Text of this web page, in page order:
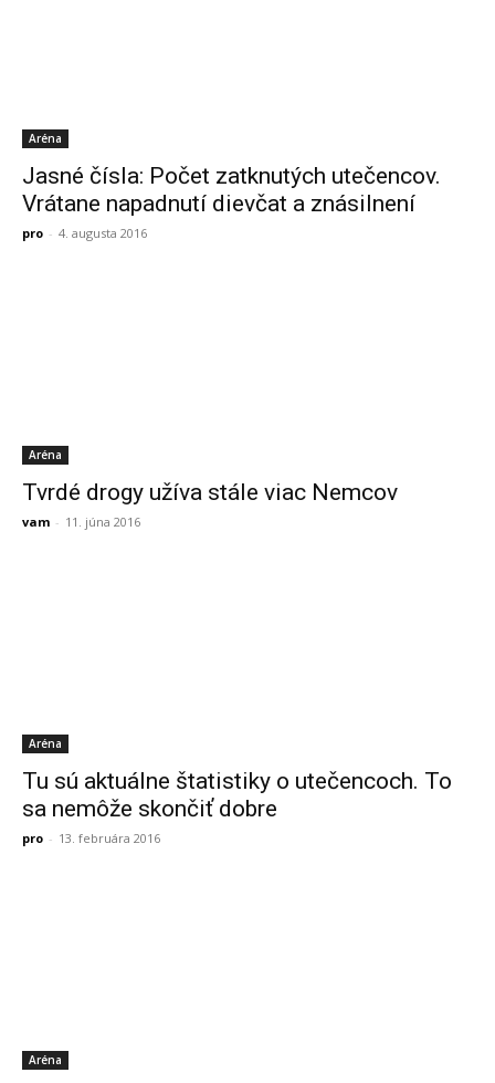
Aréna
Jasné čísla: Počet zatknutých utečencov.
Vrátane napadnutí dievčat a znásilnení
pro - 4. augusta 2016
Aréna
Tvrdé drogy užíva stále viac Nemcov
vam - 11. júna 2016
Aréna
Tu sú aktuálne štatistiky o utečencoch. To
sa nemôže skončiť dobre
pro - 13. februára 2016
Aréna